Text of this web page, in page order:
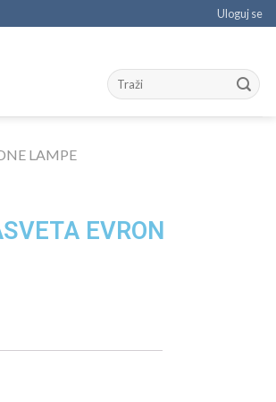
Uloguj se
LAMPE
EVRON